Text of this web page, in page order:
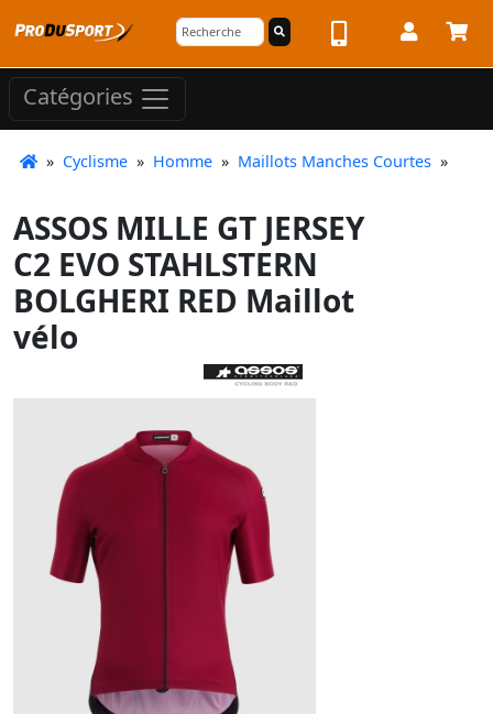
Catégories
» Cyclisme » Homme » Maillots Manches Courtes »
ASSOS MILLE GT JERSEY
C2 EVO STAHLSTERN
BOLGHERI RED Maillot
vélo